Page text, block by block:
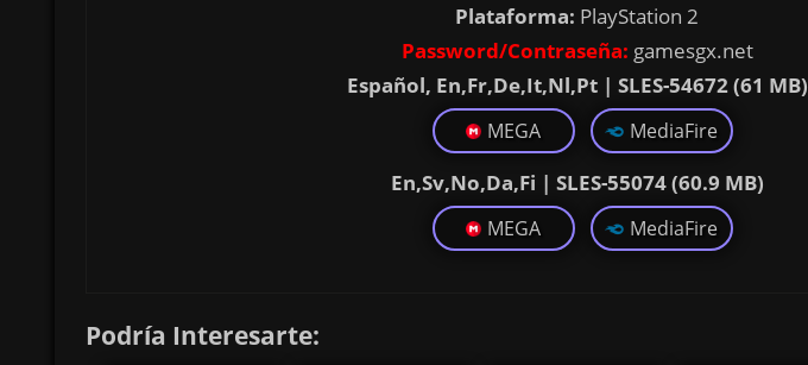
Plataforma: PlayStation 2
Password/Contraseña: gamesgx.net
Español, En,Fr,De,It,Nl,Pt | SLES-54672 (61 MB)
MEGA MediaFire
En,Sv,No,Da,Fi | SLES-55074 (60.9 MB)
MEGA MediaFire
Podría Interesarte: